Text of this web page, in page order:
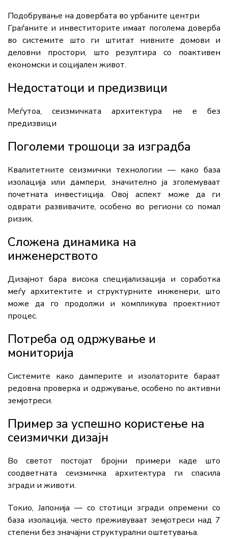
Подобрување на довербата во урбаните центри
Граѓаните и инвеститорите имаат поголема доверба
во системите што ги штитат нивните домови и
деловни простори, што резултира со поактивен
економски и социјален живот.
Недостатоци и предизвици
Меѓутоа, сеизмичката архитектура не е без
предизвици
Поголеми трошоци за изградба
Квалитетните сеизмички технологии — како база
изолација или дампери, значително ја зголемуваат
почетната инвестиција. Овој аспект може да ги
одврати развивачите, особено во региони со помал
ризик.
Сложена динамика на
инженерството
Дизајнот бара висока специјализација и соработка
меѓу архитектите и структурните инженери, што
може да го продолжи и компликува проектниот
процес.
Потреба од одржување и
мониторија
Системите како дамперите и изолаторите бараат
редовна проверка и одржување, особено по активни
земјотреси.
Пример за успешно користење на
сеизмички дизајн
Во светот постојат бројни примери каде што
соодветната сеизмичка архитектура ги спасила
згради и животи.
Токио, Јапонија — со стотици згради опремени со
база изолација, често преживуваат земјотреси над 7
степени без значајни структурални оштетувања.